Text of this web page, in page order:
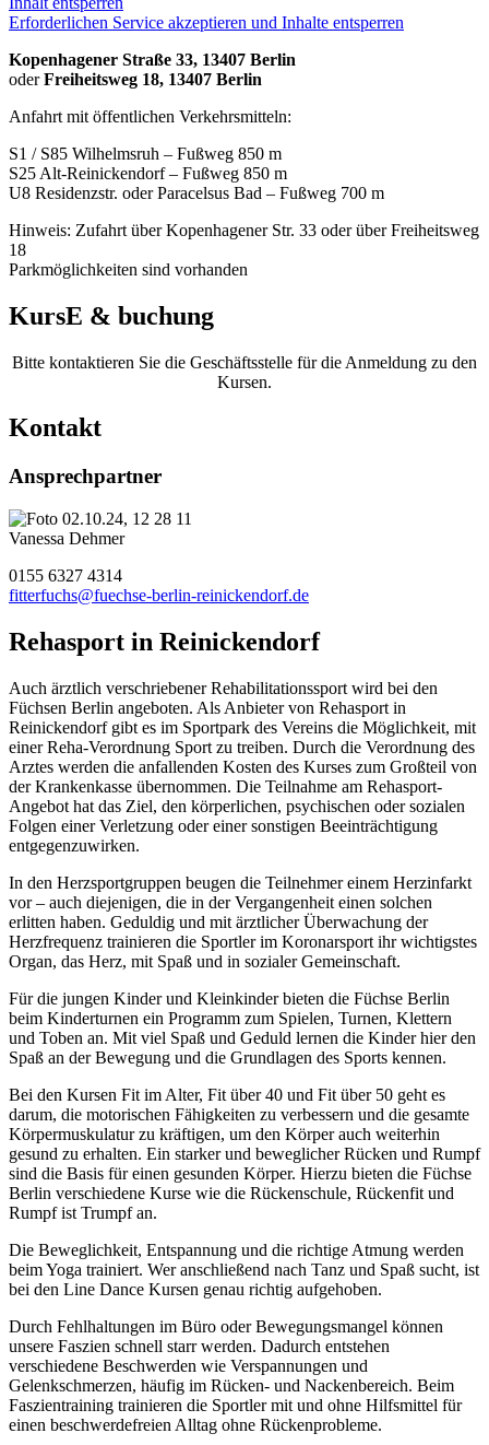
Erforderlichen Service akzeptieren und Inhalte entsperren
Kopenhagener Straße 33, 13407 Berlin
oder Freiheitsweg 18, 13407 Berlin
Anfahrt mit öffentlichen Verkehrsmitteln:
S1 / S85 Wilhelmsruh – Fußweg 850 m
S25 Alt-Reinickendorf – Fußweg 850 m
U8 Residenzstr. oder Paracelsus Bad – Fußweg 700 m
Hinweis: Zufahrt über Kopenhagener Str. 33 oder über Freiheitsweg
18
Parkmöglichkeiten sind vorhanden
KursE & buchung
Bitte kontaktieren Sie die Geschäftsstelle für die Anmeldung zu den
Kursen.
Kontakt
Ansprechpartner
Vanessa Dehmer
0155 6327 4314
fitterfuchs@fuechse-berlin-reinickendorf.de
Rehasport in Reinickendorf
Auch ärztlich verschriebener Rehabilitationssport wird bei den
Füchsen Berlin angeboten. Als Anbieter von Rehasport in
Reinickendorf gibt es im Sportpark des Vereins die Möglichkeit, mit
einer Reha-Verordnung Sport zu treiben. Durch die Verordnung des
Arztes werden die anfallenden Kosten des Kurses zum Großteil von
der Krankenkasse übernommen. Die Teilnahme am Rehasport-
Angebot hat das Ziel, den körperlichen, psychischen oder sozialen
Folgen einer Verletzung oder einer sonstigen Beeinträchtigung
entgegenzuwirken.
In den Herzsportgruppen beugen die Teilnehmer einem Herzinfarkt
vor – auch diejenigen, die in der Vergangenheit einen solchen
erlitten haben. Geduldig und mit ärztlicher Überwachung der
Herzfrequenz trainieren die Sportler im Koronarsport ihr wichtigstes
Organ, das Herz, mit Spaß und in sozialer Gemeinschaft.
Für die jungen Kinder und Kleinkinder bieten die Füchse Berlin
beim Kinderturnen ein Programm zum Spielen, Turnen, Klettern
und Toben an. Mit viel Spaß und Geduld lernen die Kinder hier den
Spaß an der Bewegung und die Grundlagen des Sports kennen.
Bei den Kursen Fit im Alter, Fit über 40 und Fit über 50 geht es
darum, die motorischen Fähigkeiten zu verbessern und die gesamte
Körpermuskulatur zu kräftigen, um den Körper auch weiterhin
gesund zu erhalten. Ein starker und beweglicher Rücken und Rumpf
sind die Basis für einen gesunden Körper. Hierzu bieten die Füchse
Berlin verschiedene Kurse wie die Rückenschule, Rückenfit und
Rumpf ist Trumpf an.
Die Beweglichkeit, Entspannung und die richtige Atmung werden
beim Yoga trainiert. Wer anschließend nach Tanz und Spaß sucht, ist
bei den Line Dance Kursen genau richtig aufgehoben.
Durch Fehlhaltungen im Büro oder Bewegungsmangel können
unsere Faszien schnell starr werden. Dadurch entstehen
verschiedene Beschwerden wie Verspannungen und
Gelenkschmerzen, häufig im Rücken- und Nackenbereich. Beim
Faszientraining trainieren die Sportler mit und ohne Hilfsmittel für
einen beschwerdefreien Alltag ohne Rückenprobleme.